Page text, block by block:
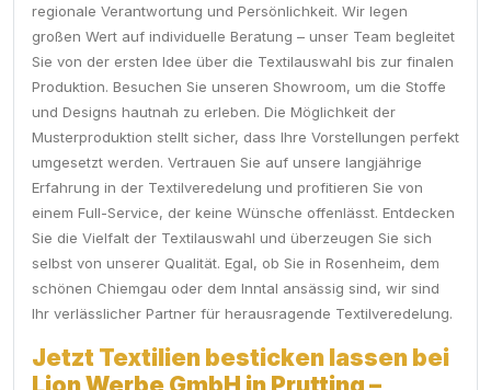
regionale Verantwortung und Persönlichkeit. Wir legen
großen Wert auf individuelle Beratung – unser Team begleitet
Sie von der ersten Idee über die Textilauswahl bis zur finalen
Produktion. Besuchen Sie unseren Showroom, um die Stoffe
und Designs hautnah zu erleben. Die Möglichkeit der
Musterproduktion stellt sicher, dass Ihre Vorstellungen perfekt
umgesetzt werden. Vertrauen Sie auf unsere langjährige
Erfahrung in der Textilveredelung und profitieren Sie von
einem Full-Service, der keine Wünsche offenlässt. Entdecken
Sie die Vielfalt der Textilauswahl und überzeugen Sie sich
selbst von unserer Qualität. Egal, ob Sie in Rosenheim, dem
schönen Chiemgau oder dem Inntal ansässig sind, wir sind
Ihr verlässlicher Partner für herausragende Textilveredelung.
Jetzt Textilien besticken lassen bei